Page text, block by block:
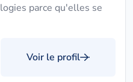
parce qu'elles se
Voir le profil